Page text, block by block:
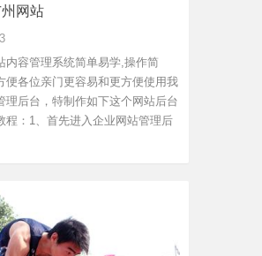
网站
内容管理系统简单易学,操作简
便各位亲门更容易和更方便使用我
理后台，特制作如下这个网站后台
程：1、首先进入企业网站管理后